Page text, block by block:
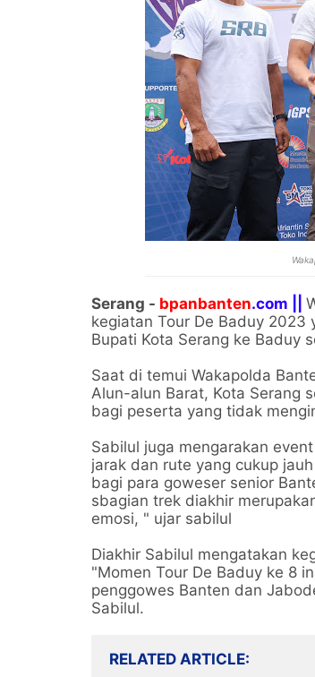
Serang - bpanbanten.com ||
kegiatan Tour De Baduy 2023
Bupati Kota Serang ke Baduy
Saat di temui Wakapolda
Alun-alun Barat, Kota Serang
bagi peserta yang tidak
Sabilul juga mengarakan
jarak dan rute yang cukup
bagi para goweser senior
sbagian trek diakhir
emosi, " ujar sabilul
Diakhir Sabilul mengatakan
"Momen Tour De Baduy ke 8
penggowes Banten dan
Sabilul.
RELATED ARTICLE